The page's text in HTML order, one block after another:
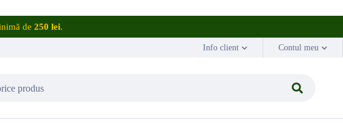
de 250 lei.
Info client Contul meu